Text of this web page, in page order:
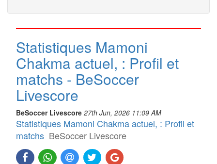
Statistiques Mamoni
Chakma actuel, : Profil et
matchs - BeSoccer
Livescore
BeSoccer Livescore 27th Jun, 2026 11:09 AM
Statistiques Mamoni Chakma actuel, : Profil et
matchs BeSoccer Livescore